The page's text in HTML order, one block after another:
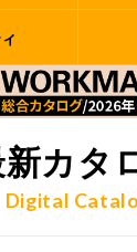
カタ
Digital